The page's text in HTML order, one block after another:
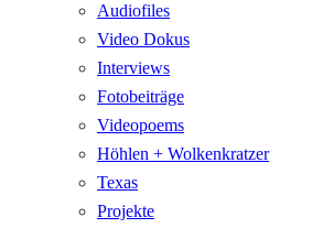
Audiofiles
Video Dokus
Interviews
Fotobeiträge
Videopoems
Höhlen + Wolkenkratzer
Texas
Projekte